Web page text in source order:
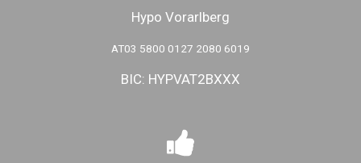
Hypo Vorarlberg
AT03 5800 0127 2080 6019
BIC: HYPVAT2BXXX